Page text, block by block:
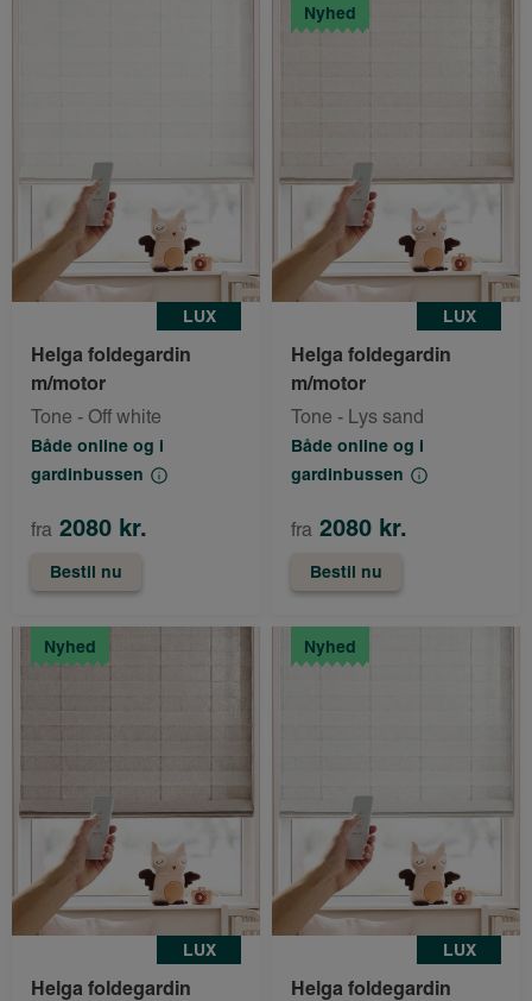
LUX
Helga foldegardin
m/motor
Tone - Off white
Både online og i
gardinbussen
fra 2080 kr.
Bestil nu
Nyhed
LUX
Helga foldegardin
m/motor
Tone - Lys sand
Både online og i
gardinbussen
fra 2080 kr.
Bestil nu
Nyhed
LUX
Helga foldegardin
Nyhed
LUX
Helga foldegardin